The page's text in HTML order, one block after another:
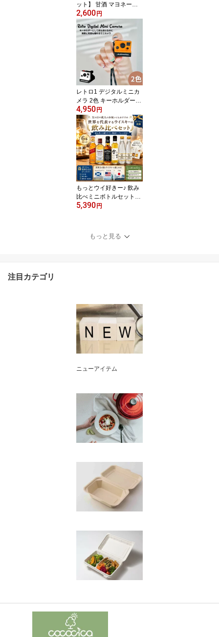
ット】 甘酒 マヨネーズ
風 調味料 卵不使用 大豆
不使用 アレルギー対応
ヴィーガン グルテンフリ
ー 無添加 腸活 発酵食品
ギフト
2,600円
レトロ1 デジタルミニカ
メラ 2色 キーホルダーサ
イズに驚かされるデジタ
ルカメラ インスタントカ
メラのフォルムがカワイ
イ USBやメモリーカー
ドでデータ保存可能 解析
度：360万画素 サイズ：
W32×H30×D38mm 付属
品：USBケーブル、スト
ラップ、キーホルダー ギ
フト
4,950円
もっとウイ好きー♪ 飲み
比べミニボトルセット｜
ウイスキー 飲み比べ ミ
キュール ギフト プレゼ
ント 父の日 誕生日
5,390円
もっと見る
注目カテゴリ
ニューアイテム